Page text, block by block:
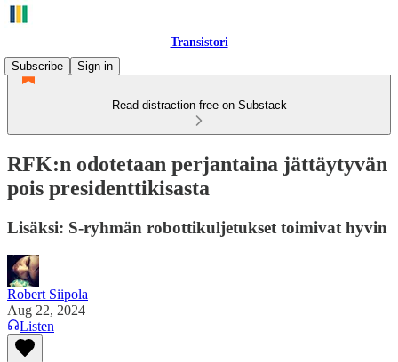
Transistori
Subscribe
Sign in
Read distraction-free on Substack
RFK:n odotetaan perjantaina jättäytyvän
pois presidenttikisasta
Lisäksi: S-ryhmän robottikuljetukset toimivat hyvin
Robert Siipola
Aug 22, 2024
Listen